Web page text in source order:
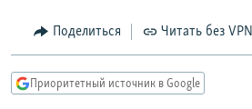
Вернутся
главной
навигации
МНЕНИЯ
IDEL.РЕАЛИИ
Поделиться Читать без VPN
Приоритетный источник в Google